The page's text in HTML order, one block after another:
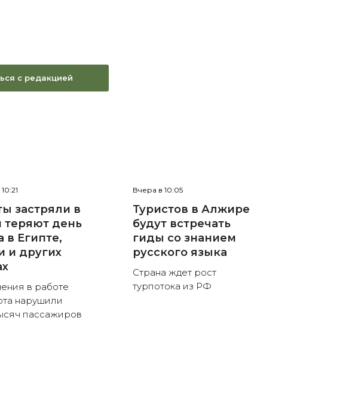
с редакцией
застряли в
теряют день
в Египте,
и других
в работе
нарушили
пассажиров
Вчера в 10:05
Туристов в Алжире
будут встречать
гиды со знанием
русского языка
Страна ждет рост
турпотока из РФ